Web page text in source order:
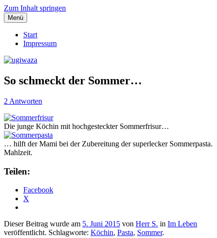
Zum Inhalt springen
ugiwaza
Menü
Start
Impressum
So schmeckt der Sommer…
2 Antworten
Die junge Köchin mit hochgesteckter Sommerfrisur…
… hilft der Mami bei der Zubereitung der superlecker Sommerpasta.
Mahlzeit.
Teilen:
Facebook
X
Dieser Beitrag wurde am 5. Juni 2015 von Herr S. in Im Leben
veröffentlicht. Schlagworte: Köchin, Pasta, Sommer.